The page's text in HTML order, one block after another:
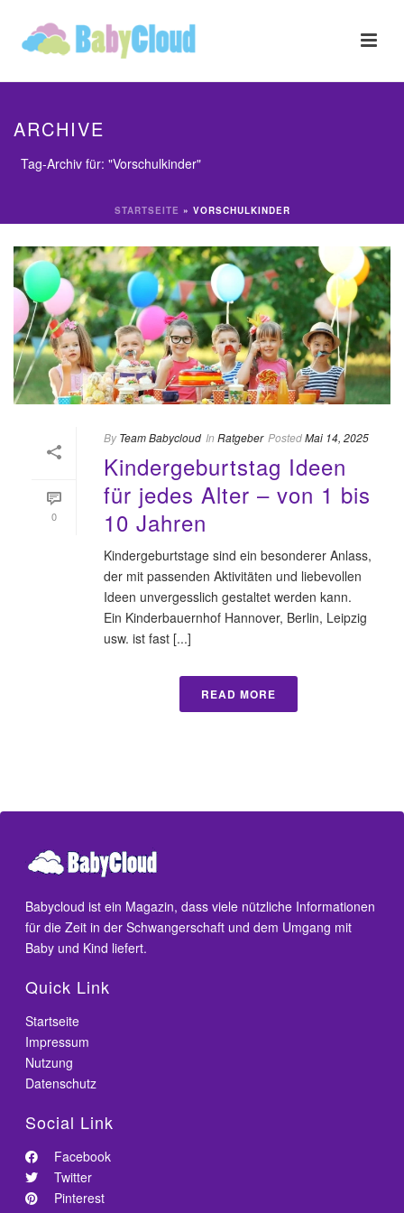
ARCHIVE
Tag-Archiv für: "Vorschulkinder"
STARTSEITE » VORSCHULKINDER
0
By Team Babycloud In Ratgeber PostedMai 14, 2025
Kindergeburtstag Ideen
für jedes Alter – von 1 bis
10 Jahren
Kindergeburtstage sind ein besonderer Anlass,
der mit passenden Aktivitäten und liebevollen
Ideen unvergesslich gestaltet werden kann.
Ein Kinderbauernhof Hannover, Berlin, Leipzig
usw. ist fast [...]
READ MORE
Babycloud ist ein Magazin, dass viele nützliche Informationen
für die Zeit in der Schwangerschaft und dem Umgang mit
Baby und Kind liefert.
Quick Link
Startseite
Impressum
Nutzung
Datenschutz
Social Link
Facebook
Twitter
Pinterest